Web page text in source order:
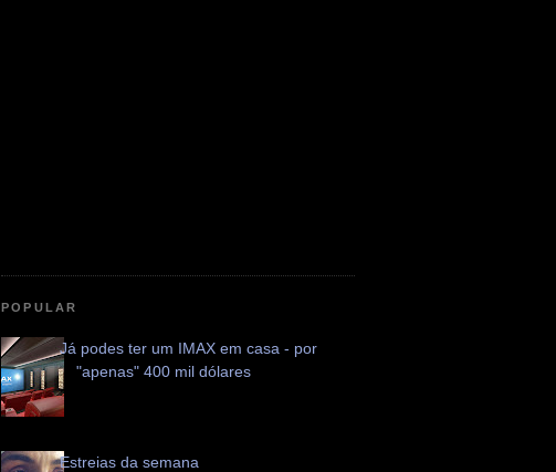
POPULAR
Já podes ter um IMAX em casa - por
"apenas" 400 mil dólares
Estreias da semana